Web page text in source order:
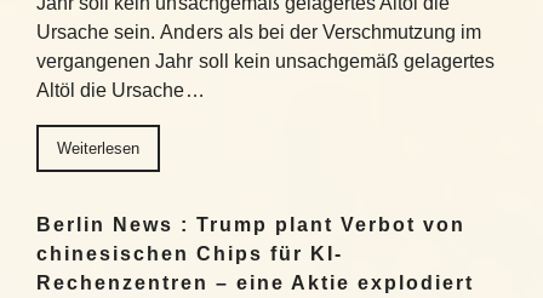
Ursache sein. Anders als bei der Verschmutzung im
vergangenen Jahr soll kein unsachgemäß gelagertes
Altöl die Ursache…
Weiterlesen
Berlin News : Trump plant Verbot von
chinesischen Chips für KI-
Rechenzentren – eine Aktie explodiert